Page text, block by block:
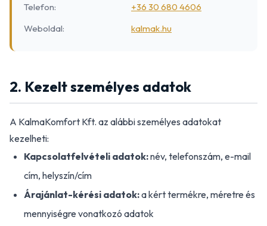
Telefon:
+36 30 680 4606
Weboldal:
kalmak.hu
2. Kezelt személyes adatok
A KalmaKomfort Kft. az alábbi személyes adatokat
kezelheti:
Kapcsolatfelvételi adatok:név, telefonszám, e-mail
cím, helyszín/cím
Árajánlat-kérési adatok:a kért termékre, méretre és
mennyiségre vonatkozó adatok